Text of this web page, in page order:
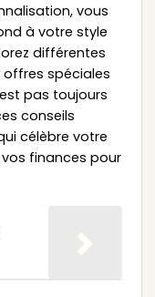
vous
à votre style
différentes
offres spéciales
pas toujours
conseils
célèbre votre
finances pour